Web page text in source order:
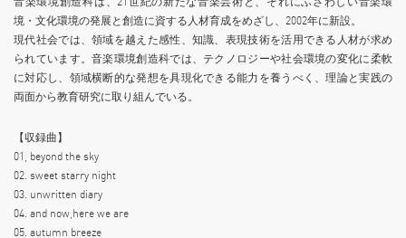
境・文化環境の発展と創造に資する人材育成をめざし、2002年に新設。
現代社会では、領域を越えた感性、知識、表現技術を活用できる人材が求め
られています。音楽環境創造科では、テクノロジーや社会環境の変化に柔軟
に対応し、領域横断的な発想を具現化できる能力を養うべく、理論と実践の
両面から教育研究に取り組んでいる。
【収録曲】
01, beyond the sky
02. sweet starry night
03. unwritten diary
04. and now,here we are
05. autumn breeze